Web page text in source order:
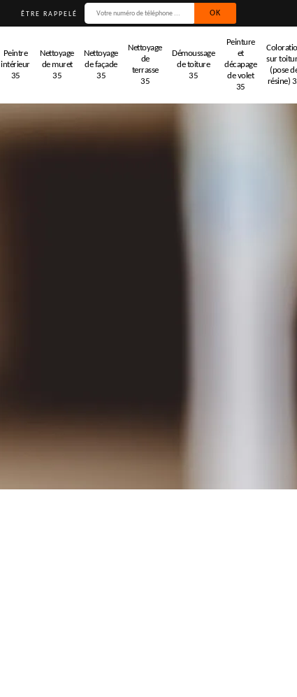
ÊTRE RAPPELÉ
Peintre
intérieur
35
Nettoyage
de muret
35
Nettoyage
de façade
35
Nettoyage
de
terrasse
35
Démoussage
de toiture
35
Peinture
et
décapage
de volet
35
sur
(pose
résine)